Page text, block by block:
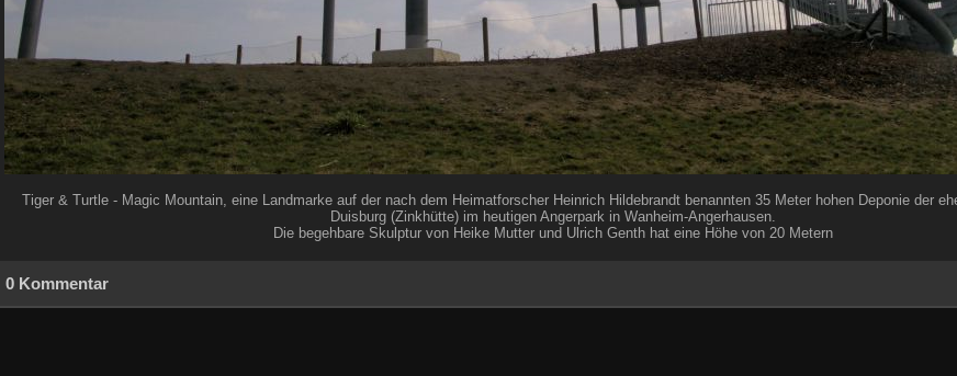
Tiger & Turtle - Magic Mountain, eine Landmarke auf der nach dem Heimatforscher Heinrich Hildebrandt benannten 35 Meter hohen Deponie der
Duisburg (Zinkhütte) im heutigen Angerpark in Wanheim-Angerhausen.
Die begehbare Skulptur von Heike Mutter und Ulrich Genth hat eine Höhe von 20 Metern
0 Kommentar